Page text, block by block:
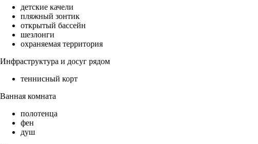
детские качели
пляжный зонтик
открытый бассейн
шезлонги
охраняемая территория
Инфраструктура и досуг рядом
теннисный корт
Ванная комната
полотенца
фен
душ